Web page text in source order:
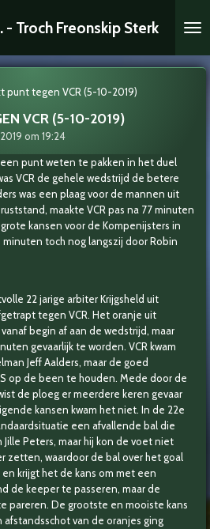
- Troch Freonskip Sterk
punt tegen VCR (5-10-2019)
VCR (5-10-2019)
om 19:24
punt weten te pakken in het duel
VCR de gehele wedstrijd de betere
was een plaag voor de mannen uit
maakte VCR pas na 77 minuten
kansen voor de Kompenijsters in
minuten toch nog langszij door Robin
22 jarige arbiter Krijgsheld uit
tegen VCR. Het oranje uit
begin af aan de wedstrijd, maar
gevaarlijk te worden. VCR kwam
Jeff Aalders, maar de goed
op de been te houden. Mede door de
de ploeg er meerdere keren gevaar
kansen kwam het niet. In de 22e
een afvallende bal die
Peters, maar hij kon de voet niet
zetten, waardoor de bal over het goal
en krijgt het de kans om met een
de keeper te passeren, maar de
pareren. De grootste en mooiste kans
afstandsschot van de oranjes ging